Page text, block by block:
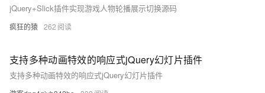
jQuery+Slick插件实现游戏人物轮播展示切换源码
疯狂的猿 262
支持多种动画特效的响应式jQuery幻灯片插件
支持多种动画特效的响应式jQuery幻灯片插件